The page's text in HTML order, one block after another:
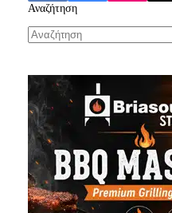
Αναζήτηση